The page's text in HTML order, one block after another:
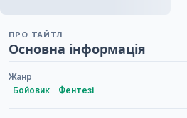
ПРО ТАЙТЛ
Основна інформація
Жанр
Бойовик
Фентезі